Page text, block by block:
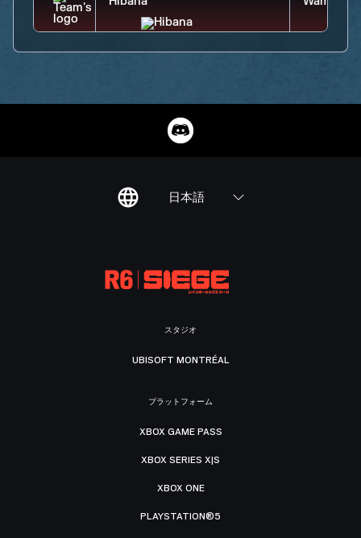
日本語
スタジオ
UBISOFT MONTRÉAL
プラットフォーム
XBOX GAME PASS
XBOX SERIES X|S
XBOX ONE
PLAYSTATION®5